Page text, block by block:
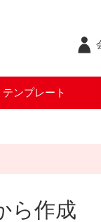
テンプレート
ら作成